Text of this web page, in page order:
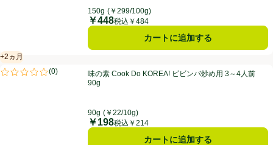
150g (￥299/100g)
価格
￥448税込￥484
カートに追加する
味の素 Cook Do KOREA! ビビンバ炒め用 3～4人前 90g
+2ヵ月
賞味・消費期限保証：2ヵ月
(0)
評価は0件のレビューで5点中0.0点。味の素 Cook Do KOREA! ビビンバ炒め用 3～4人前
90g
90g (￥22/10g)
価格
￥198税込￥214
カートに追加する